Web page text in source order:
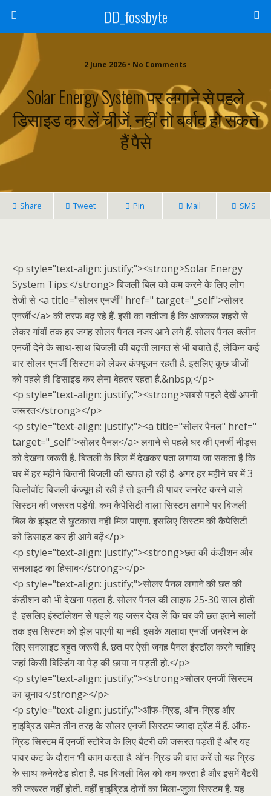
DD_fossbyte
2 June 2026 • No Comments
Solar Energy System पर लगाने से पहले
डिसाइड कर लें चीजें, नहीं तो बर्बाद हो सकते
हैं पैसे
Share Tweet Pin Mail SMS
<p style="text-align: justify;"><strong>Solar Energy
System Tips:</strong> बिजली बिल को कम करने के लिए लोग
तेजी से <a title="सोलर एनर्जी" href=" target="_self">सोलर
एनर्जी</a> की तरफ बढ़ रहे हैं. इसी का नतीजा है कि आजकल शहरों से
लेकर गांवों तक हर जगह सोलर पैनल नजर आने लगे हैं. सोलर पैनल क्लीन
एनर्जी देने के साथ-साथ बिजली की बढ़ती लागत से भी बचाते हैं, लेकिन कई
बार सोलर एनर्जी सिस्टम को लेकर कंफ्यूजन रहती है. इसलिए कुछ चीजों
को पहले ही डिसाइड कर लेना बेहतर रहता है.&nbsp;</p>
<p style="text-align: justify;"><strong>सबसे पहले देखें अपनी
जरूरत</strong></p>
<p style="text-align: justify;"><a title="सोलर पैनल" href="
target="_self">सोलर पैनल</a> लगाने से पहले घर की एनर्जी नीड्स
को देखना जरूरी है. बिजली के बिल में देखकर पता लगाया जा सकता है कि
घर में हर महीने कितनी बिजली की खपत हो रही है. अगर हर महीने घर में 3
किलोवॉट बिजली कंज्यूम हो रही है तो इतनी ही पावर जनरेट करने वाले
सिस्टम की जरूरत पड़ेगी. कम कैपेसिटी वाला सिस्टम लगाने पर बिजली
बिल के झंझट से छुटकारा नहीं मिल पाएगा. इसलिए सिस्टम की कैपेसिटी
को डिसाइड कर ही आगे बढ़ें</p>
<p style="text-align: justify;"><strong>छत की कंडीशन और
सनलाइट का हिसाब</strong></p>
<p style="text-align: justify;">सोलर पैनल लगाने की छत की
कंडीशन को भी देखना पड़ता है. सोलर पैनल की लाइफ 25-30 साल होती
है. इसलिए इंस्टॉलेशन से पहले यह जरूर देख लें कि घर की छत इतने सालों
तक इस सिस्टम को झेल पाएगी या नहीं. इसके अलावा एनर्जी जनरेशन के
लिए सनलाइट बहुत जरूरी है. छत पर ऐसी जगह पैनल इंस्टॉल करने चाहिए
जहां किसी बिल्डिंग या पेड़ की छाया न पड़ती हो.</p>
<p style="text-align: justify;"><strong>सोलर एनर्जी सिस्टम
का चुनाव</strong></p>
<p style="text-align: justify;">ऑफ-ग्रिड, ऑन-ग्रिड और
हाइब्रिड समेत तीन तरह के सोलर एनर्जी सिस्टम ज्यादा ट्रेंड में हैं. ऑफ-
ग्रिड सिस्टम में एनर्जी स्टोरेज के लिए बैटरी की जरूरत पड़ती है और यह
पावर कट के दौरान भी काम करता है. ऑन-ग्रिड की बात करें तो यह ग्रिड
के साथ कनेक्टेड होता है. यह बिजली बिल को कम करता है और इसमें बैटरी
की जरूरत नहीं होती. वहीं हाइब्रिड दोनों का मिला-जुला सिस्टम है. यह